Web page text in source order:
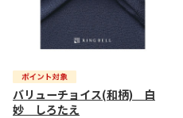
バリューチョイス(和柄) 白
妙 しろたえ